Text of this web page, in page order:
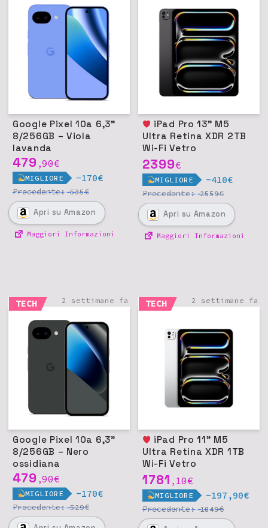
Google Pixel 10a 6,3"
8/256GB – Viola
lavanda
479 ,90€
MIGLIORE -170€
Precedente:535€
Apri su Amazon
Maggiori Informazioni
Ultra Retina XDR 2TB
Wi-Fi Vetro
nanotexture - Nero
siderale
2399€
MIGLIORE -410€
Precedente:2559€
Apri su Amazon
Maggiori Informazioni
TECH 2 settimane fa
Google Pixel 10a 6,3"
8/256GB – Nero
ossidiana
479 ,90€
MIGLIORE -170€
Precedente:529€
TECH 2 settimane fa
Ultra Retina XDR 1TB
Wi-Fi Vetro
nanotexture - Argento
1781 , 10€
MIGLIORE -197,90€
Precedente:1849€